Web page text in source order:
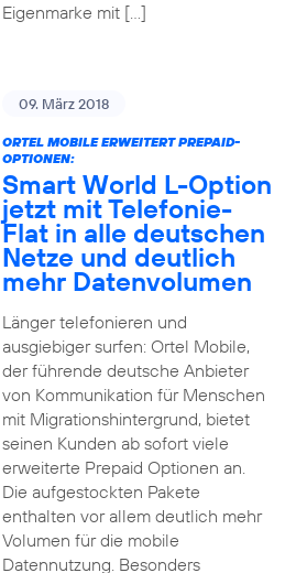
Eigenmarke mit […]
09. März 2018
ORTEL MOBILE ERWEITERT PREPAID-
OPTIONEN:
Smart World L-Option
jetzt mit Telefonie-
Flat in alle deutschen
Netze und deutlich
mehr Datenvolumen
Länger telefonieren und
ausgiebiger surfen: Ortel Mobile,
der führende deutsche Anbieter
von Kommunikation für Menschen
mit Migrationshintergrund, bietet
seinen Kunden ab sofort viele
erweiterte Prepaid Optionen an.
Die aufgestockten Pakete
enthalten vor allem deutlich mehr
Volumen für die mobile
Datennutzung. Besonders